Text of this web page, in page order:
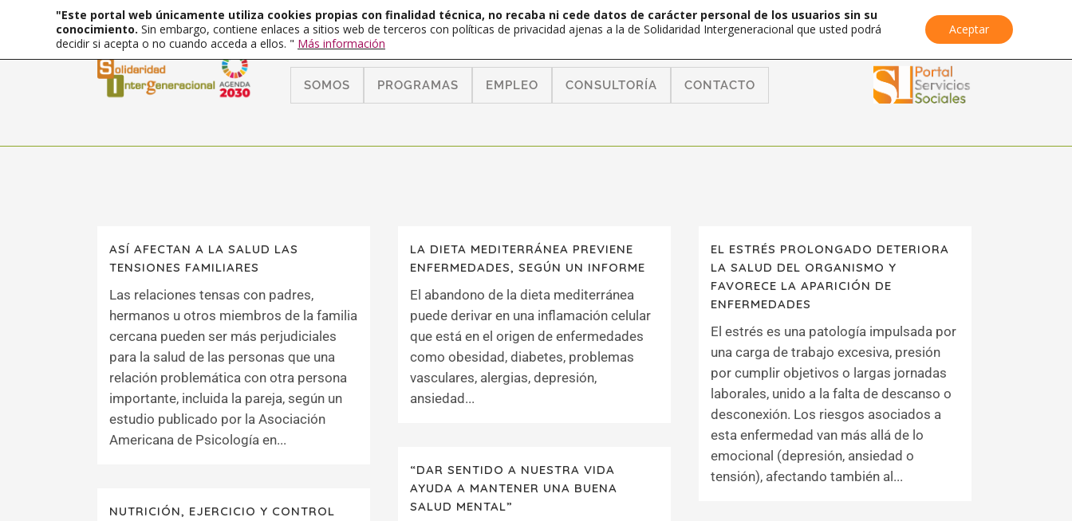
SOMOS PROGRAMAS EMPLEO CONSULTORÍA CONTACTO
ASÍ AFECTAN A LA SALUD LAS
TENSIONES FAMILIARES
Las relaciones tensas con padres,
hermanos u otros miembros de la familia
cercana pueden ser más perjudiciales
para la salud de las personas que una
relación problemática con otra persona
importante, incluida la pareja, según un
estudio publicado por la Asociación
Americana de Psicología en...
LA DIETA MEDITERRÁNEA PREVIENE
ENFERMEDADES, SEGÚN UN INFORME
El abandono de la dieta mediterránea
puede derivar en una inflamación celular
que está en el origen de enfermedades
como obesidad, diabetes, problemas
vasculares, alergias, depresión,
ansiedad...
EL ESTRÉS PROLONGADO DETERIORA
LA SALUD DEL ORGANISMO Y
FAVORECE LA APARICIÓN DE
ENFERMEDADES
El estrés es una patología impulsada por
una carga de trabajo excesiva, presión
por cumplir objetivos o largas jornadas
laborales, unido a la falta de descanso o
desconexión. Los riesgos asociados a
esta enfermedad van más allá de lo
emocional (depresión, ansiedad o
tensión), afectando también al...
“DAR SENTIDO A NUESTRA VIDA
AYUDA A MANTENER UNA BUENA
SALUD MENTAL”
NUTRICIÓN, EJERCICIO Y CONTROL
"Este portal web únicamente utiliza cookies propias con finalidad técnica, no recaba ni cede datos de carácter personal de los usuarios sin su
conocimiento. Sin embargo, contiene enlaces a sitios web de terceros con políticas de privacidad ajenas a la de Solidaridad Intergeneracional que usted podrá
decidir si acepta o no cuando acceda a ellos. " Más información
Aceptar